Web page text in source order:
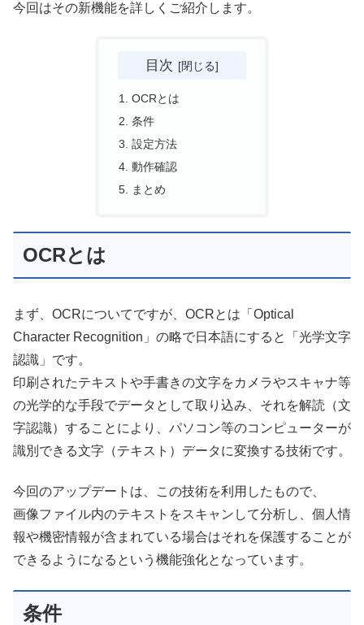
今回はその新機能を詳しくご紹介します。
目次
OCRとは
条件
設定方法
動作確認
まとめ
OCRとは
まず、OCRについてですが、OCRとは「Optical
Character Recognition」の略で日本語にすると「光学文字
認識」です。
印刷されたテキストや手書きの文字をカメラやスキャナ等
の光学的な手段でデータとして取り込み、それを解読（文
字認識）することにより、パソコン等のコンピューターが
識別できる文字（テキスト）データに変換する技術です。
今回のアップデートは、この技術を利用したもので、
画像ファイル内のテキストをスキャンして分析し、個人情
報や機密情報が含まれている場合はそれを保護することが
できるようになるという機能強化となっています。
条件